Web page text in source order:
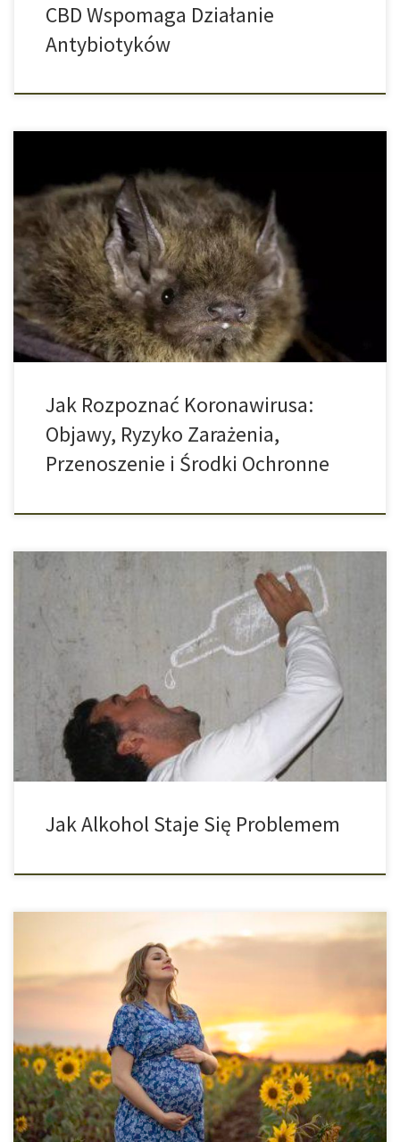
CBD Wspomaga Działanie
Antybiotyków
Tekst ten odpowiada specyfikacjom literatury medycznej,
wytycznym medycznym i aktualnym badaniom oraz został
zweryfikowany przez ekspertów medycznych. Na początku roku w
Chinach został zidentyfikowany nowy rodzaj śmiercionośnego
wirusa o nazwie Coronavirus. W międzyczasie tysiące ludzi na
całym świecie zostało zarażonych. Eksperci wyjaśniają, jak można
się zarazić, jak niebezpieczna jest infekcja […]
Jak Rozpoznać Koronawirusa:
Objawy, Ryzyko Zarażenia,
Przenoszenie i Środki Ochronne
Kiedy młodzi dorośli piją w samotności, może z tego szybko
rozwinąć się problem nadmiernego spożycia. Weekendowe
upijanie się do nieprzytomności z pewnością nie jest zdrowe i
wiąże się z szeregiem zagrożeń. Jednak młodzi dorośli, którzy
piją alkohol głównie w kręgu przyjaciół, są mniej narażeni na
problemy niż ich rówieśnicy, którzy […]
Jak Alkohol Staje Się Problemem
Różne analizy wykazały, że coraz więcej kobiet w ciąży
codziennie używa konopi indyjskich. Według ostatnich badań
stanowią one również zagrożenie dla zdrowia nienarodzonego
dziecka. Już w sierpniu tego roku badanie przeprowadzone
przez Uniwersytet Kalifornijski wykazało, że używanie konopi
indyjskich wśród kobiet w ciąży rośnie. Naukowcy wyjaśnili
również, że używanie konopi […]